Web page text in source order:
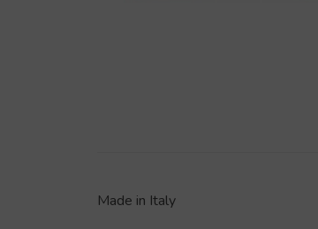
Made in Italy